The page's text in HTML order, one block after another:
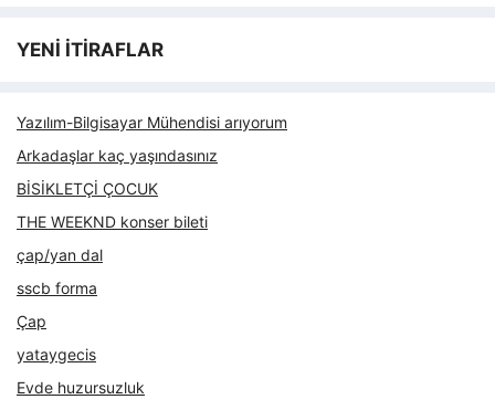
YENİ İTİRAFLAR
Yazılım-Bilgisayar Mühendisi arıyorum
Arkadaşlar kaç yaşındasınız
BİSİKLETÇİ ÇOCUK
THE WEEKND konser bileti
çap/yan dal
sscb forma
Çap
yataygecis
Evde huzursuzluk